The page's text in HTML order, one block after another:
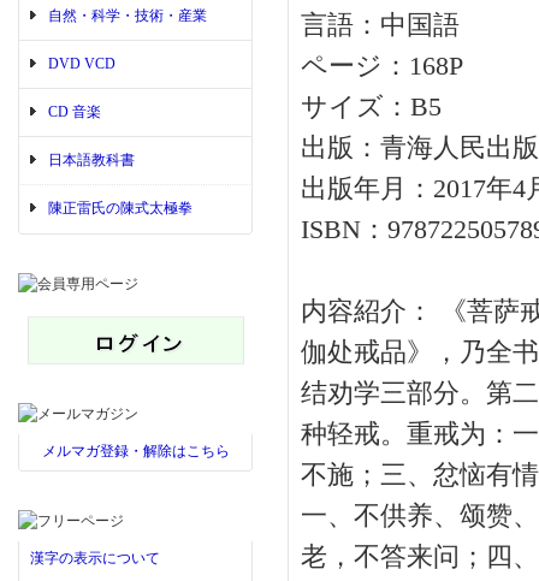
自然・科学・技術・産業
DVD VCD
CD 音楽
日本語教科書
陳正雷氏の陳式太極拳
メルマガ登録・解除はこちら
漢字の表示について
言語：中国語
ページ：168P
サイズ：B5
出版：青海人民出
出版年月：2017年4
ISBN：
内容紹介： 《菩萨
伽处戒品》，乃全
结劝学三部分。第
种轻戒。重戒为：
不施；三、忿恼有
一、不供养、颂赞
老，不答来问；四